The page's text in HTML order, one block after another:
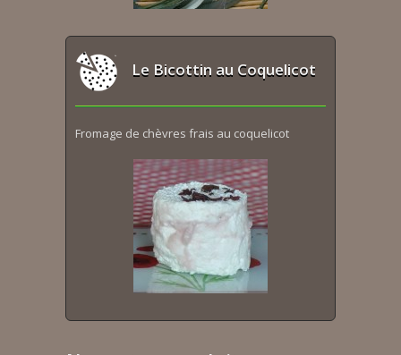
Le Bicottin au Coquelicot
Fromage de chèvres frais au coquelicot